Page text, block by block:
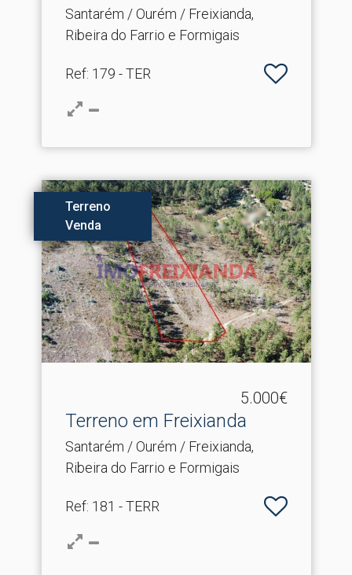
Santarém / Ourém / Freixianda,
Ribeira do Farrio e Formigais
Ref: 179 - TER
Terreno
Venda
5.000€
Terreno em Freixianda
Santarém / Ourém / Freixianda,
Ribeira do Farrio e Formigais
Ref: 181 - TERR